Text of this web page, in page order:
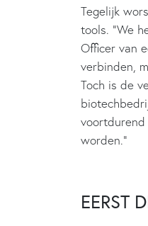
Tegelijk
tools. “We
Officer van
verbinden,
Toch is de
voortdurend
worden.”
EERST